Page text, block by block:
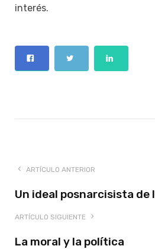
interés.
ARTÍCULO ANTERIOR
Un ideal posnarcisista de
ARTÍCULO SIGUIENTE
La moral y la política